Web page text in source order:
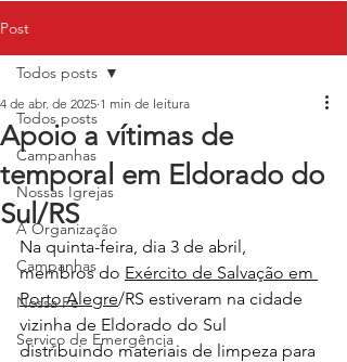
Post
Todos posts
Campanhas
Nossas Igrejas
A Organização
Campanhas
Nossa Fé
Serviço de Emergência
Todos posts
Apoio a vítimas de
temporal em Eldorado do
Sul/RS
4 de abr. de 2025 1 min de leitura
Na quinta-feira, dia 3 de abril,
membros do Exército de Salvação em
Porto Alegre/RS estiveram na cidade
vizinha de Eldorado do Sul
distribuindo materiais de limpeza para